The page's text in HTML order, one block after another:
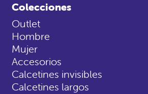
Colecciones
Outlet
Hombre
Mujer
Accesorios
Calcetines invisibles
Calcetines largos